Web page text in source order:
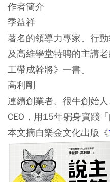
作者簡介
季益祥
著名的領導力專家、行
及高維學堂特聘的主講
工帶成幹將》一書。
高利剛
連續創業者、很牛創始
CEO，用15年躬身實踐「
本文摘自樂金文化出版《